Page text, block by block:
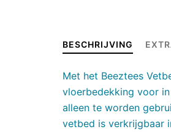
BESCHRIJVING
Met het Beeztees
vloerbedekking voor
alleen te worden
vetbed is verkrijgbaar